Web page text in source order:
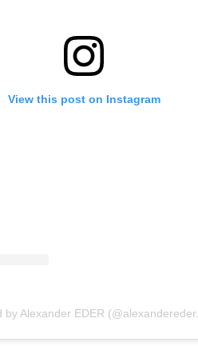
View this post on Instagram
by Alexander EDER